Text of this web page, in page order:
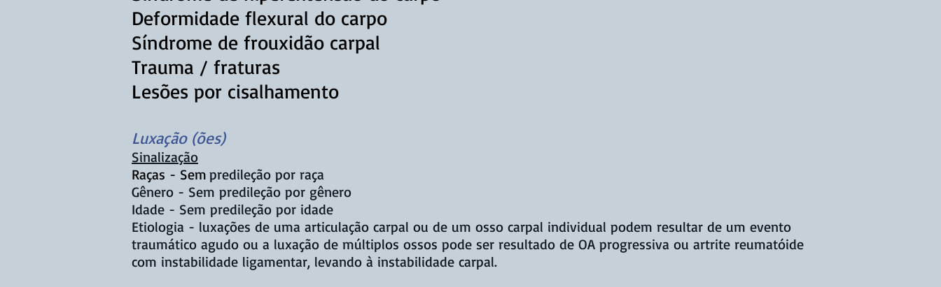
Deformidade flexural do carpo
Síndrome de frouxidão carpal
Trauma / fraturas
Lesões por cisalhamento
Luxação (ões)
Sinalização
Raças - Sem predileção por raça
Gênero - Sem predileção por gênero
Idade - Sem predileção por idade
Etiologia - luxações de uma articulação carpal ou de um osso carpal individual podem resultar de um evento
traumático agudo ou a luxação de múltiplos ossos pode ser resultado de OA progressiva ou artrite reumatóide
com instabilidade ligamentar, levando à instabilidade carpal.